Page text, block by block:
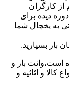
کارگران
دیده برای
به یخچال شما
بار بسپارید.
است،وانت بار و
کالا و اثاثیه و